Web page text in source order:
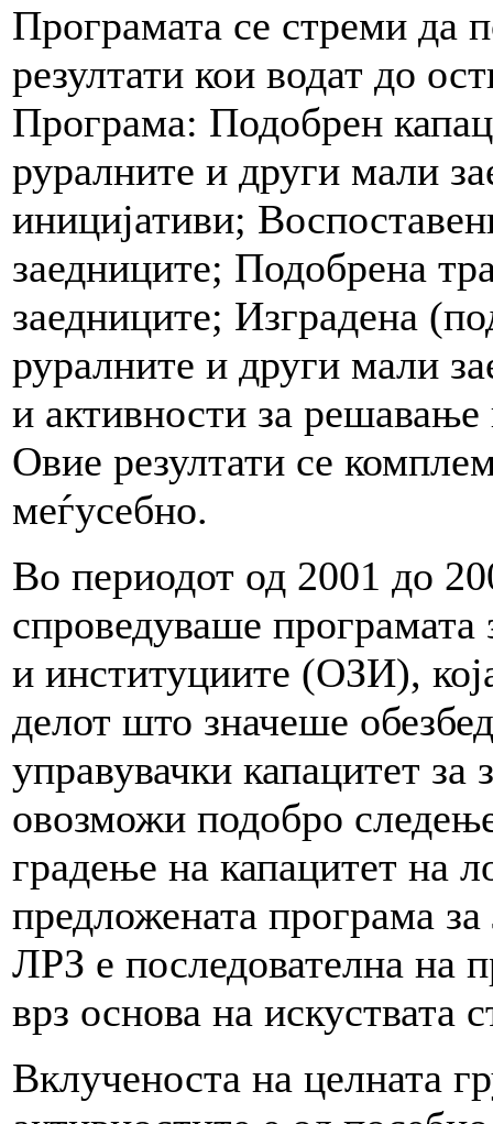
Програмата се стреми да
резултати кои водат до
Програма: Подобрен
руралните и други мали
иницијативи;
заедниците; Подобрена
заедниците; Изградена
руралните и други мали
и активности за
Овие резултати се
меѓусебно.
Во периодот од 2001 до
спроведуваше
и институциите (ОЗИ),
делот што значеше
управувачки капацитет
овозможи подобро
градење на капацитет на
предложената програма
ЛРЗ е последователна на
врз основа на искуствата
Вклученоста на целната